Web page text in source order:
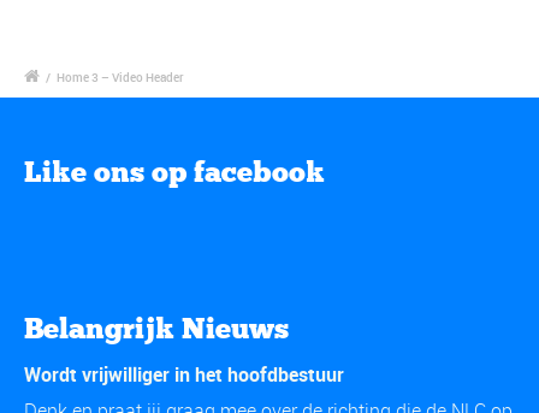
/ Home 3 – Video Header
Like ons op facebook
Belangrijk Nieuws
Wordt vrijwilliger in het hoofdbestuur